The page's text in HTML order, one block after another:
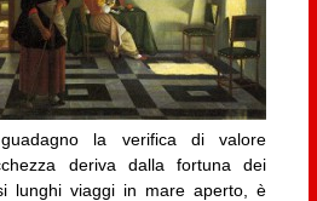
la verifica di valore
deriva dalla fortuna dei
lunghi viaggi in mare aperto, è